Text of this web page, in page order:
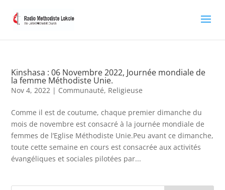
Kinshasa : 06 Novembre 2022, Journée mondiale de
la femme Méthodiste Unie.
Nov 4, 2022 | Communauté, Religieuse
Comme il est de coutume, chaque premier dimanche du
mois de novembre est consacré à la journée mondiale de
femmes de l’Eglise Méthodiste Unie.Peu avant ce dimanche,
toute cette semaine en cours est consacrée aux activités
évangéliques et sociales pilotées par...